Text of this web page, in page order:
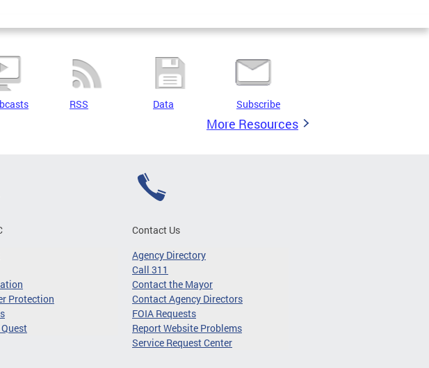
RSS Data Subscribe
More Resources
Protection
Contact Us
Agency Directory
Call 311
Contact the Mayor
Contact Agency Directors
FOIA Requests
Report Website Problems
Service Request Center